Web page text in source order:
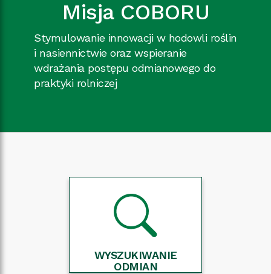
Misja COBORU
Stymulowanie innowacji w hodowli roślin
i nasiennictwie oraz wspieranie
wdrażania postępu odmianowego do
praktyki rolniczej
WYSZUKIWANIE
ODMIAN